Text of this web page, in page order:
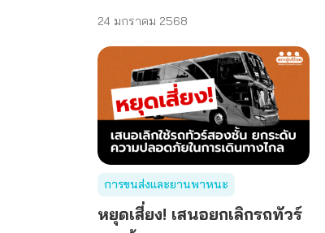
24 มกราคม 2568
การขนส่งและยานพาหนะ
หยุดเสี่ยง! เสนอยกเลิกรถทัวร์